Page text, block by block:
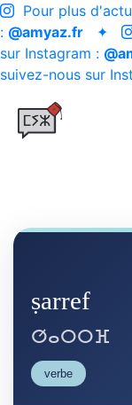
Pour plus
: @amyaz.fr ✦
sur Instagram :
suivez-nous sur
ṣarref
ⵚⴰⵔⵔⴼ
verbe